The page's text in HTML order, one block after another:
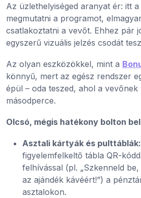
Az üzlethelyiséged aranyat ér: itt
megmutatni a programot,
csatlakoztatni a vevőt. Ehhez pár
egyszerű vizuális jelzés csodát
Az olyan eszközökkel, mint a
könnyű, mert az egész rendszer
épül – oda teszed, ahol a
másodperce.
Olcsó, mégis hatékony bolton
Asztali kártyák és pulttáblák:
figyelemfelkeltő tábla QR-
felhívással (pl. „Szkenneld
az ajándék kávéért!”) a
asztalokon.